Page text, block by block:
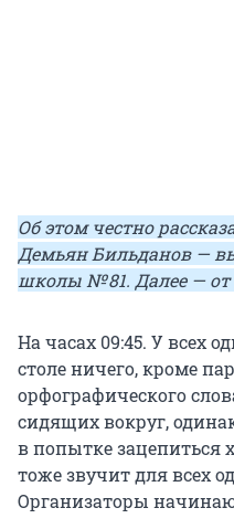
Об этом честно
Демьян Бильданов —
школы № 81. Далее —
На часах 09:45. У всех
столе ничего, кроме
орфографического
сидящих вокруг,
в попытке зацепиться
тоже звучит для всех
Организаторы